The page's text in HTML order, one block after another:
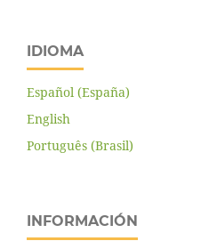
IDIOMA
Español (España)
English
Português (Brasil)
INFORMACIÓN